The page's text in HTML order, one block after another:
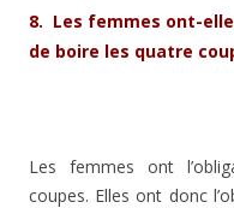
8. Les femmes ont-
de boire les quatre
Les femmes ont
coupes. Elles ont donc